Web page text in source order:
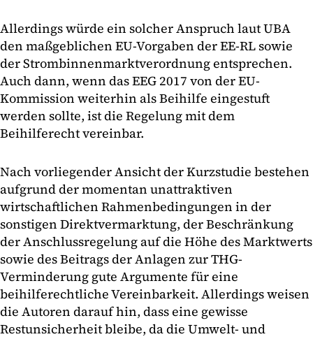
Allerdings würde ein solcher Anspruch laut UBA
den maßgeblichen EU-Vorgaben der EE-RL sowie
der Strombinnenmarktverordnung entsprechen.
Auch dann, wenn das EEG 2017 von der EU-
Kommission weiterhin als Beihilfe eingestuft
werden sollte, ist die Regelung mit dem
Beihilferecht vereinbar.
Nach vorliegender Ansicht der Kurzstudie bestehen
aufgrund der momentan unattraktiven
wirtschaftlichen Rahmenbedingungen in der
sonstigen Direktvermarktung, der Beschränkung
der Anschlussregelung auf die Höhe des Marktwerts
sowie des Beitrags der Anlagen zur THG-
Verminderung gute Argumente für eine
beihilferechtliche Vereinbarkeit. Allerdings weisen
die Autoren darauf hin, dass eine gewisse
Restunsicherheit bleibe, da die Umwelt- und